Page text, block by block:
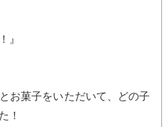
』
お菓子をいただいて、どの子
！